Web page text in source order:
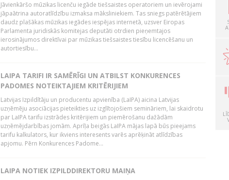
Jāvienkāršo mūzikas licenču iegāde tiešsaistes operatoriem un ievērojami
jāpaātrina autoratlīdzību izmaksa māksliniekiem. Tas sniegs patērētājiem
daudz plašākas mūzikas iegādes iespējas internetā, uzsver Eiropas
Parlamenta juridiskās komitejas deputāti otrdien pieņemtajos
ierosinājumos direktīvai par mūzikas tiešsaistes tiesību licencēšanu un
autortiesību...
LAIPA TARIFI IR SAMĒRĪGI UN ATBILST KONKURENCES
PADOMES NOTEIKTAJIEM KRITĒRIJIEM
Latvijas Izpildītāju un producentu apvienība (LaIPA) aicina Latvijas
uzņēmēju asociācijas pieteikties uz izglītojošiem semināriem, lai skaidrotu
par LaIPA tarifu izstrādes kritērijiem un piemērošanu dažādām
uzņēmējdarbības jomām. Aprīļa beigās LaIPA mājas lapā būs pieejams
tarifu kalkulators, kur ikviens interesents varēs aprēķināt atlīdzības
apjomu. Pērn Konkurences Padome...
LAIPA NOTIEK IZPILDDIREKTORU MAIŅA